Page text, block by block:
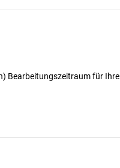
Bearbeitungszeitraum für Ihre